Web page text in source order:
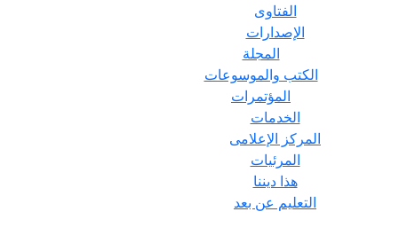
الفتاوى
الإصدارات
المجلة
الكتب والموسوعات
المؤتمرات
الخدمات
المركز الإعلامى
المرئيات
هذا ديننا
التعليم عن بعد